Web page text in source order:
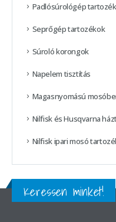
Padlósúrológép
Seprőgép tartozékok
Súroló korongok
Napelem tisztítás
Magasnyomású
Nilfisk és Husqvarna
Nilfisk ipari mosó
Keressen minket!